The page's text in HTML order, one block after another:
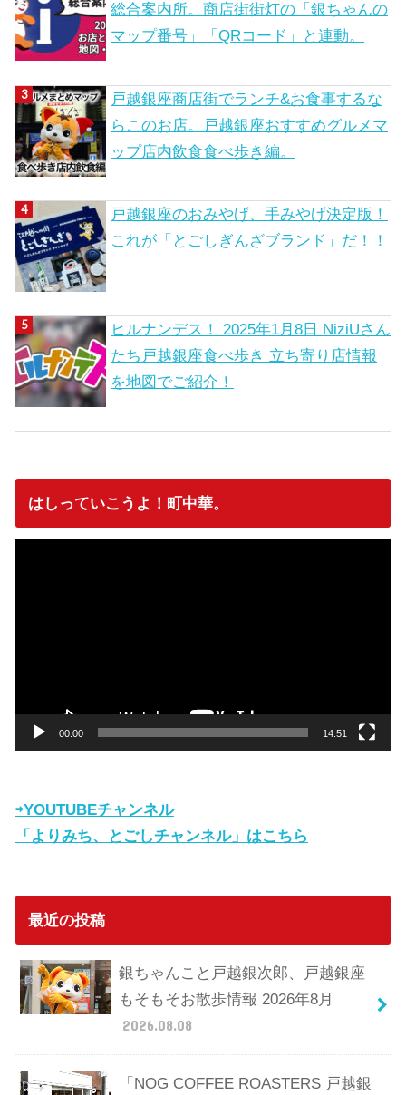
総合案内所。商店街街灯の「銀ちゃんの
マップ番号」「QRコード」と連動。
戸越銀座商店街でランチ&お食事するな
らこのお店。戸越銀座おすすめグルメマ
ップ店内飲食食べ歩き編。
戸越銀座のおみやげ、手みやげ決定版！
これが「とごしぎんざブランド」だ！！
ヒルナンデス！ 2025年1月8日 NiziUさん
たち戸越銀座食べ歩き 立ち寄り店情報
を地図でご紹介！
はしっていこうよ！町中華。
00:00 14:51
⇨YOUTUBEチャンネル
「よりみち、とごしチャンネル」はこちら
最近の投稿
銀ちゃんこと戸越銀次郎、戸越銀座
もそもそお散歩情報 2026年8月
2026.08.08
「NOG COFFEE ROASTERS 戸越銀